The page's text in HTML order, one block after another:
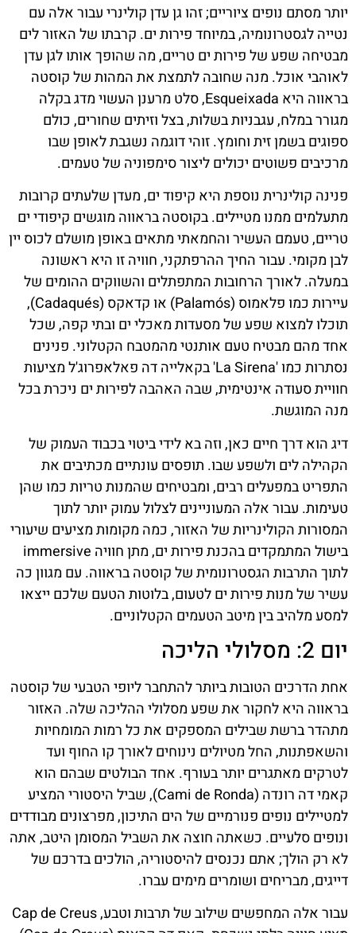
יותר מסתם נופים ציוריים; זהו גן עדן קולינרי עבור אלה עם
נטייה לגסטרונומיה, במיוחד פירות ים. קרבתו של האזור לים
מבטיחה שפע של פירות ים טריים, מה שהופך אותו לגן עדן
לאוהבי אוכל. מנה שחובה לתמצת את המהות של קוסטה
בראווה היא Esqueixada, סלט מרענן העשוי מדג בקלה
מגורר במלח, עגבניות בשלות, בצל וזיתים שחורים, כולם
ספוגים בשמן זית וחומץ. זוהי דוגמה נשגבת לאופן שבו
מרכיבים פשוטים יכולים ליצור סימפוניה של טעמים.
פנינה קולינרית נוספת היא קיפוד ים, מעדן שלעתים קרובות
מתעלמים ממנו מטיילים. בקוסטה בראווה מוגשים קיפודי ים
טריים, טעמם העשיר והחמאתי מתאים באופן מושלם לכוס יין
לבן מקומי. עבור החיך ההרפתקני, חוויה זו היא ראשונה
במעלה. לאורך הרחובות המתפתלים והשווקים ההומים של
עיירות כמו פלאמוס (Palamós) או קדאקס (Cadaqués),
תוכלו למצוא שפע של מסעדות מאכלי ים ובתי קפה, שכל
אחד מהם מבטיח טעם אותנטי מהמטבח הקטלוני. פנינים
נסתרות כמו 'La Sirena' בקאלייה דה פאלאפרוג'ל מציעות
חוויית סעודה אינטימית, שבה האהבה לפירות ים ניכרת בכל
מנה המוגשת.
דיג הוא דרך חיים כאן, וזה בא לידי ביטוי בכבוד העמוק של
הקהילה לים ולשפע שבו. תופסים עונתיים מכתיבים את
התפריט במפעלים רבים, ומבטיחים שהמנות טריות כמו שהן
טעימות. עבור אלה המעוניינים לצלול עמוק יותר לתוך
המסורות הקולינריות של האזור, כמה מקומות מציעים שיעורי
בישול המתמקדים בהכנת פירות ים, מתן חוויה immersive
לתוך התרבות הגסטרונומית של קוסטה בראווה. עם מגוון כה
עשיר של מנות פירות ים לטעום, בלוטות הטעם שלכם ייצאו
למסע מלהיב בין מיטב הטעמים הקטלוניים.
יום 2: מסלולי הליכה
אחת הדרכים הטובות ביותר להתחבר ליופי הטבעי של קוסטה
בראווה היא לחקור את שפע מסלולי ההליכה שלה. האזור
מתהדר ברשת שבילים המספקים את כל רמות המומחיות
והשאפתנות, החל מטיולים נינוחים לאורך קו החוף ועד
לטרקים מאתגרים יותר בעורף. אחד הבולטים שבהם הוא
קאמי דה רונדה (Cami de Ronda), שביל היסטורי המציע
למטיילים נופים פנורמיים של הים התיכון, מפרצונים מבודדים
ונופים סלעיים. כשאתה חוצה את השביל המסומן היטב, אתה
לא רק הולך; אתם נכנסים להיסטוריה, הולכים בדרכם של
דייגים, מבריחים ושומרים מימים עברו.
עבור אלה המחפשים שילוב של תרבות וטבע, Cap de Creus